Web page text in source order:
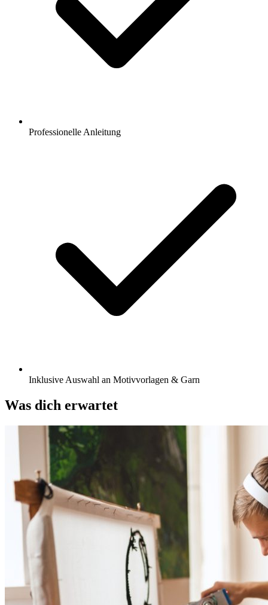
Professionelle Anleitung
Inklusive Auswahl an Motivvorlagen & Garn
Was dich erwartet